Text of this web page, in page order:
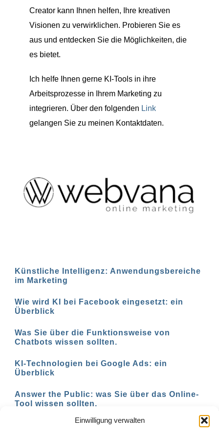
Einwilligung verwalten
Creator kann Ihnen helfen, Ihre kreativen
Visionen zu verwirklichen. Probieren Sie es
aus und entdecken Sie die Möglichkeiten, die
es bietet.
Ich helfe Ihnen gerne KI-Tools in ihre
Arbeitsprozesse in Ihrem Marketing zu
integrieren. Über den folgenden Link
gelangen Sie zu meinen Kontaktdaten.
Künstliche Intelligenz: Anwendungsbereiche
im Marketing
Wie wird KI bei Facebook eingesetzt: ein
Überblick
Was Sie über die Funktionsweise von
Chatbots wissen sollten.
KI-Technologien bei Google Ads: ein
Überblick
Answer the Public: was Sie über das Online-
Tool wissen sollten.
AI-basierte Tools für den Social-Media-